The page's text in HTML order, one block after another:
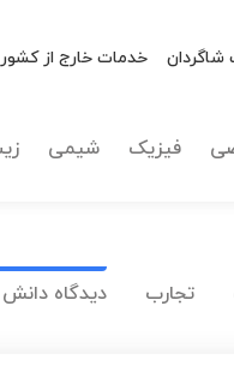
شاگردان خدمات خارج از کشور
فیزیک شیمی
تجارب دیدگاه دانش